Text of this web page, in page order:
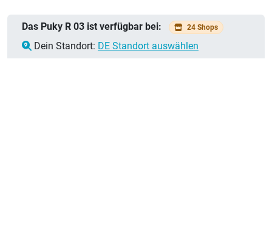
Das Puky R 03 ist verfügbar bei: 24 Shops
Dein Standort: DE Standort auswählen